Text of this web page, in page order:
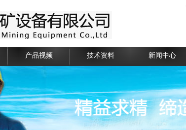
产品视频 技术资料 新闻中心